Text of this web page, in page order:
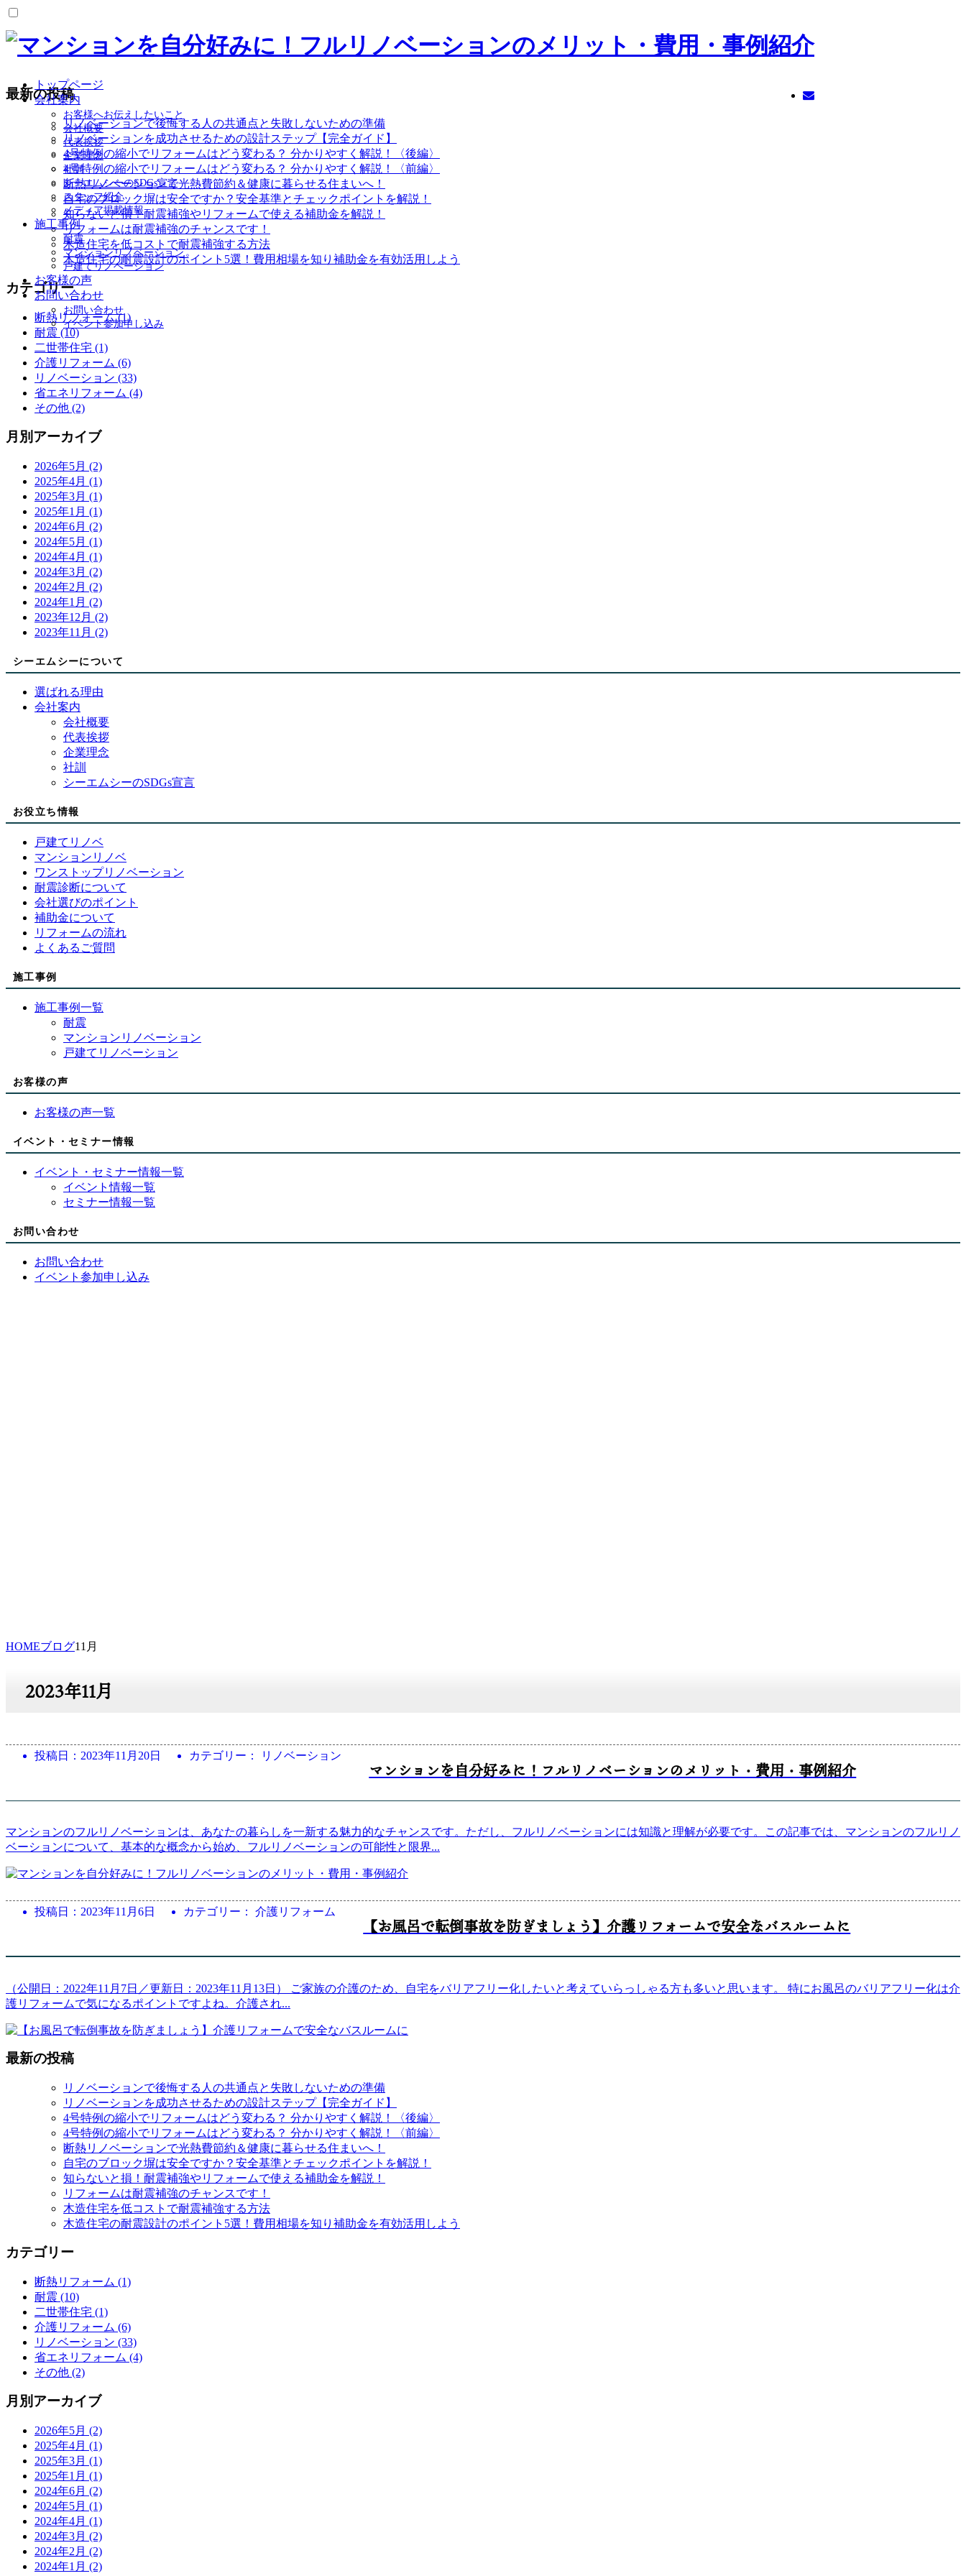
トップページ
会社案内
お客様へお伝えしたいこと
会社概要
代表挨拶
企業理念
社訓
シーエムシーのSDGs宣言
スタッフ紹介
メディア掲載情報
施工事例
耐震
マンションリノベーション
戸建てリノベーション
お客様の声
お問い合わせ
お問い合わせ
イベント参加申し込み
最新の投稿
リノベーションで後悔する人の共通点と失敗しないための準備
リノベーションを成功させるための設計ステップ【完全ガイド】
4号特例の縮小でリフォームはどう変わる？ 分かりやすく解説！〈後編〉
4号特例の縮小でリフォームはどう変わる？ 分かりやすく解説！〈前編〉
断熱リノベーションで光熱費節約＆健康に暮らせる住まいへ！
自宅のブロック塀は安全ですか？安全基準とチェックポイントを解説！
知らないと損！耐震補強やリフォームで使える補助金を解説！
リフォームは耐震補強のチャンスです！
木造住宅を低コストで耐震補強する方法
木造住宅の耐震設計のポイント5選！費用相場を知り補助金を有効活用しよう
カテゴリー
断熱リフォーム (1)
耐震 (10)
二世帯住宅 (1)
介護リフォーム (6)
リノベーション (33)
省エネリフォーム (4)
その他 (2)
月別アーカイブ
2026年5月 (2)
2025年4月 (1)
2025年3月 (1)
2025年1月 (1)
2024年6月 (2)
2024年5月 (1)
2024年4月 (1)
2024年3月 (2)
2024年2月 (2)
2024年1月 (2)
2023年12月 (2)
2023年11月 (2)
シーエムシーについて
選ばれる理由
会社案内
会社概要
代表挨拶
企業理念
社訓
シーエムシーのSDGs宣言
お役立ち情報
戸建てリノベ
マンションリノベ
ワンストップリノベーション
耐震診断について
会社選びのポイント
補助金について
リフォームの流れ
よくあるご質問
施工事例
施工事例一覧
耐震
マンションリノベーション
戸建てリノベーション
お客様の声
お客様の声一覧
イベント・セミナー情報
イベント・セミナー情報一覧
イベント情報一覧
セミナー情報一覧
お問い合わせ
お問い合わせ
イベント参加申し込み
HOMEブログ11月
2023年11月
投稿日： 2023年11月20日 カテゴリー： リノベーション
マンションを自分好みに！フルリノベーションのメリット・費用・事例紹介
マンションのフルリノベーションは、あなたの暮らしを一新する魅力的なチャンスです。ただし、フルリノベーションには知識と理解が必要です。この記事では、マンションのフルリノ
ベーションについて、基本的な概念から始め、フルリノベーションの可能性と限界...
投稿日： 2023年11月6日 カテゴリー： 介護リフォーム
【お風呂で転倒事故を防ぎましょう】介護リフォームで安全なバスルームに
（公開日：2022年11月7日／更新日：2023年11月13日） ご家族の介護のため、自宅をバリアフリー化したいと考えていらっしゃる方も多いと思います。 特にお風呂のバリアフリー化は介
護リフォームで気になるポイントですよね。介護され...
最新の投稿
リノベーションで後悔する人の共通点と失敗しないための準備
リノベーションを成功させるための設計ステップ【完全ガイド】
4号特例の縮小でリフォームはどう変わる？ 分かりやすく解説！〈後編〉
4号特例の縮小でリフォームはどう変わる？ 分かりやすく解説！〈前編〉
断熱リノベーションで光熱費節約＆健康に暮らせる住まいへ！
自宅のブロック塀は安全ですか？安全基準とチェックポイントを解説！
知らないと損！耐震補強やリフォームで使える補助金を解説！
リフォームは耐震補強のチャンスです！
木造住宅を低コストで耐震補強する方法
木造住宅の耐震設計のポイント5選！費用相場を知り補助金を有効活用しよう
カテゴリー
断熱リフォーム (1)
耐震 (10)
二世帯住宅 (1)
介護リフォーム (6)
リノベーション (33)
省エネリフォーム (4)
その他 (2)
月別アーカイブ
2026年5月 (2)
2025年4月 (1)
2025年3月 (1)
2025年1月 (1)
2024年6月 (2)
2024年5月 (1)
2024年4月 (1)
2024年3月 (2)
2024年2月 (2)
2024年1月 (2)